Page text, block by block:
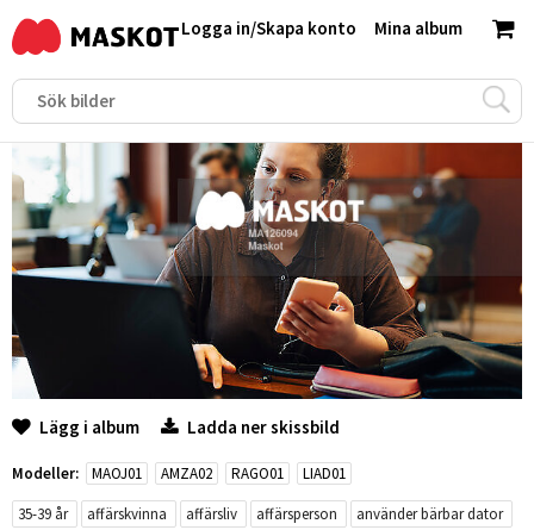
Mina album
Logga in/Skapa konto
Lägg i album Ladda ner skissbild
Modeller: MAOJ01 AMZA02 RAGO01
LIAD01
35-39 år
affärskvinna affärsliv affärsperson
använder bärbar dator